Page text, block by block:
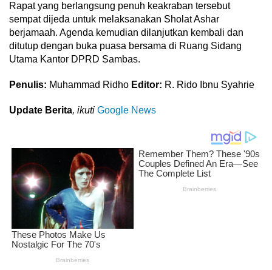
Rapat yang berlangsung penuh keakraban tersebut
sempat dijeda untuk melaksanakan Sholat Ashar
berjamaah. Agenda kemudian dilanjutkan kembali dan
ditutup dengan buka puasa bersama di Ruang Sidang
Utama Kantor DPRD Sambas.
Penulis: Muhammad Ridho Editor: R. Rido Ibnu Syahrie
Update Berita, ikuti Google News